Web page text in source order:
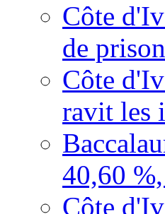
Côte
de prison
Côte
ravit les
40,60
Côte